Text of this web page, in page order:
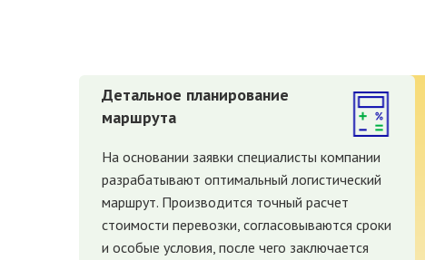
Детальное планирование
маршрута
На основании заявки специалисты компании
разрабатывают оптимальный логистический
маршрут. Производится точный расчет
стоимости перевозки, согласовываются сроки
и особые условия, после чего заключается